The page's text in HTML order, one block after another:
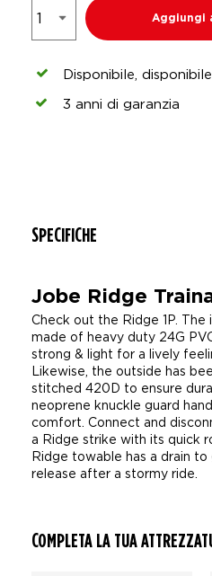
Aggiungi
Disponibile, disponibile
3 anni di garanzia
SPECIFICHE
Jobe Ridge
Check out the Ridge 1P. The
made of heavy duty 24G
strong & light for a lively
Likewise, the outside has
stitched 420D to ensure
neoprene knuckle guard
comfort. Connect and
a Ridge strike with its quick
Ridge towable has a drain
release after a stormy ride.
COMPLETA LA TUA